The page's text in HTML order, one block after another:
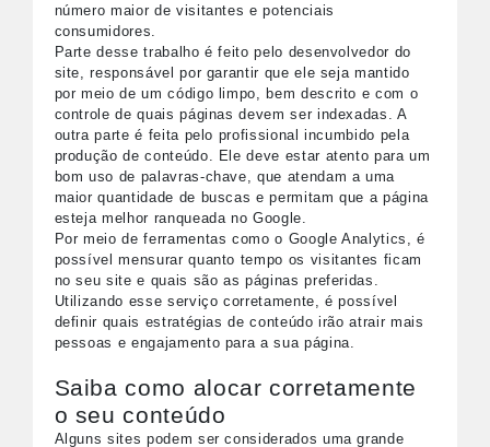
número maior de visitantes e potenciais
consumidores.
Parte desse trabalho é feito pelo desenvolvedor do
site, responsável por garantir que ele seja mantido
por meio de um código limpo, bem descrito e com o
controle de quais páginas devem ser indexadas. A
outra parte é feita pelo profissional incumbido pela
produção de conteúdo. Ele deve estar atento para um
bom uso de palavras-chave, que atendam a uma
maior quantidade de buscas e permitam que a página
esteja melhor ranqueada no Google.
Por meio de ferramentas como o Google Analytics, é
possível mensurar quanto tempo os visitantes ficam
no seu site e quais são as páginas preferidas.
Utilizando esse serviço corretamente, é possível
definir quais estratégias de conteúdo irão atrair mais
pessoas e engajamento para a sua página.
Saiba como alocar corretamente
o seu conteúdo
Alguns sites podem ser considerados uma grande